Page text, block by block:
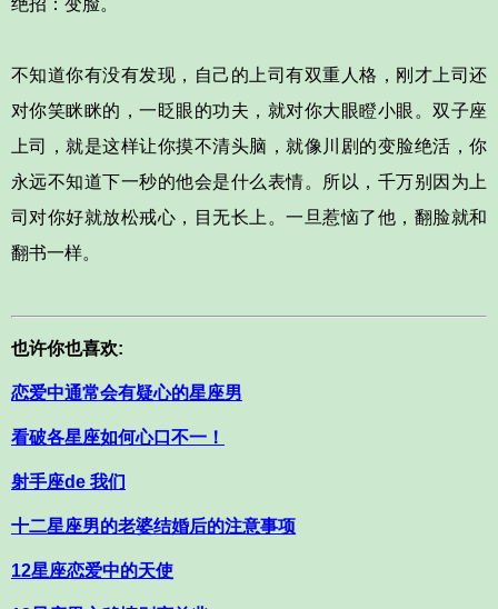
绝招：变脸。
不知道你有没有发现，自己的上司有双重人格，刚才上司还
对你笑眯眯的，一眨眼的功夫，就对你大眼瞪小眼。双子座
上司，就是这样让你摸不清头脑，就像川剧的变脸绝活，你
永远不知道下一秒的他会是什么表情。所以，千万别因为上
司对你好就放松戒心，目无长上。一旦惹恼了他，翻脸就和
翻书一样。
也许你也喜欢:
恋爱中通常会有疑心的星座男
看破各星座如何心口不一！
射手座de 我们
十二星座男的老婆结婚后的注意事项
12星座恋爱中的天使